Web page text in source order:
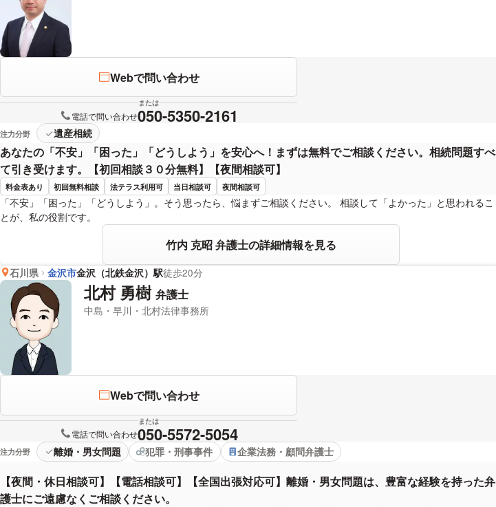
Webで問い合わせ
または
電話で問い合わせ050-5350-2161
注力分野 遺産相続
あなたの「不安」「困った」「どうしよう」を安心へ！まずは無料でご相談ください。相続問題すべ
て引き受けます。【初回相談３０分無料】【夜間相談可】
料金表あり 初回無料相談 法テラス利用可 当日相談可 夜間相談可
「不安」「困った」「どうしよう」。そう思ったら、悩まずご相談ください。 相談して「よかった」と思われるこ
とが、私の役割です。
竹内 克昭 弁護士の詳細情報を見る
石川県 金沢市金沢（北鉄金沢）駅徒歩20分
北村 勇樹 弁護士
中島・早川・北村法律事務所
Webで問い合わせ
または
電話で問い合わせ050-5572-5054
注力分野 離婚・男女問題 犯罪・刑事事件 企業法務・顧問弁護士
【夜間・休日相談可】【電話相談可】【全国出張対応可】離婚・男女問題は、豊富な経験を持った弁
護士にご遠慮なくご相談ください。